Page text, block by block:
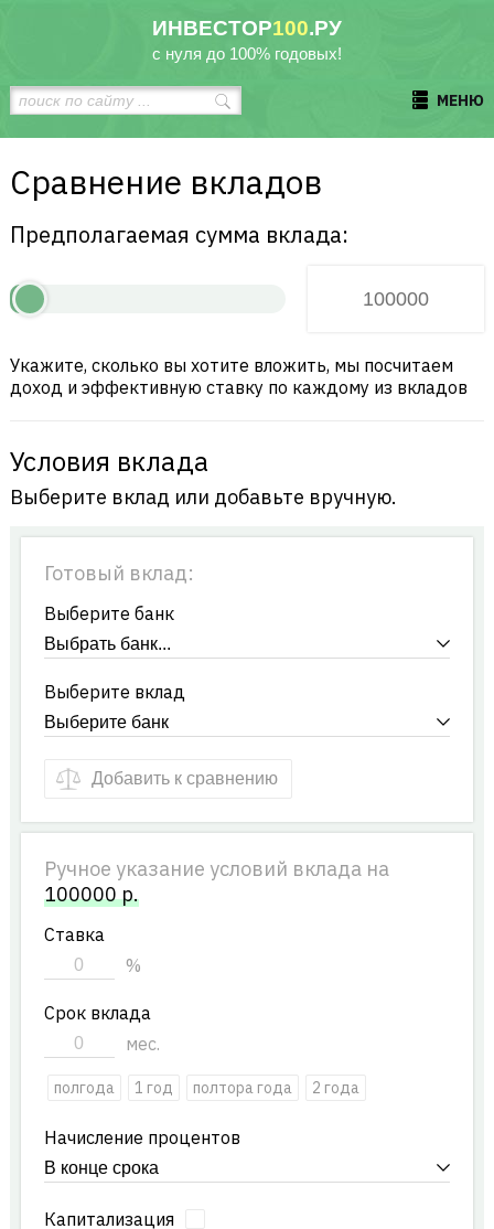
ИНВЕСТОР100.РУ
с нуля до 100% годовых!
МЕНЮ
Сравнение вкладов
Предполагаемая сумма вклада:
Укажите, сколько вы хотите вложить, мы посчитаем
доход и эффективную ставку по каждому из вкладов
Условия вклада
Выберите вклад или добавьте вручную.
Готовый вклад:
Выберите банк
Выберите вклад
Добавить к сравнению
Ручное указание условий вклада на
100000р.
Ставка
%
Срок вклада
мес.
полгода 1 год полтора года 2 года
Начисление процентов
Капитализация